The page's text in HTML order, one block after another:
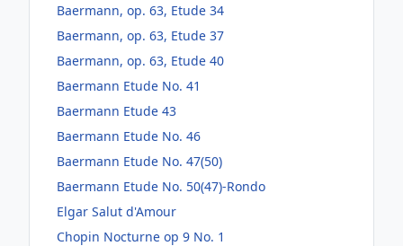
Baermann, op. 63, Etude 34
Baermann, op. 63, Etude 37
Baermann, op. 63, Etude 40
Baermann Etude No. 41
Baermann Etude 43
Baermann Etude No. 46
Baermann Etude No. 47(50)
Baermann Etude No. 50(47)-Rondo
Elgar Salut d'Amour
Chopin Nocturne op 9 No. 1